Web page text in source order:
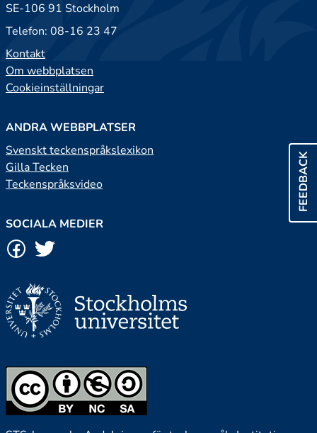
FEEDBACK
SE-106 91 Stockholm
Telefon: 08-16 23 47
Kontakt
Om webbplatsen
Cookieinställningar
ANDRA WEBBPLATSER
Svenskt teckenspråkslexikon
Gilla Tecken
Teckenspråksvideo
SOCIALA MEDIER